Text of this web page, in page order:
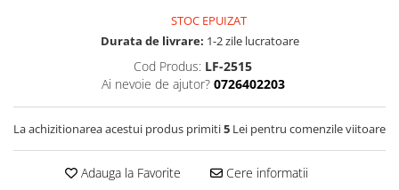
Bumbac Tip Damasc
Cearceaf normal 4 piese
Cearceaf cu elastic 4 piese
Cearceaf normal 6 piese
Cearceaf cu elastic 6 piese
Lenjerii De Pat Cocolino
Cearceaf normal 4 piese
Huse De Pat Catifea / Topper -
Huse De Pat Catifea / Topper -
Huse De Pat Cocolino
Huse De Pat Cocolino Tricotate
Huse De Pat Tricotate 140x200cm
STOC EPUIZAT
Durata de livrare: 1-2 zile lucratoare
Cod Produs: LF-2515
Ai nevoie de ajutor? 0726402203
La achizitionarea acestui produs primiti5 Lei pentru comenzile viitoare
Adauga la Favorite Cere informatii